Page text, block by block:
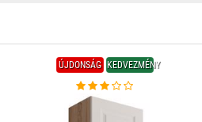
ÚJDONSÁG KEDVEZMÉNY